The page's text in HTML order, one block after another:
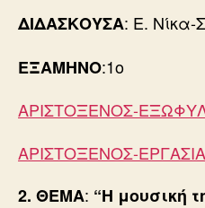
ΔΙΔΑΣΚΟΥΣΑ: Ε.
ΕΞΑΜΗΝΟ:1o
ΑΡΙΣΤΟΞΕΝΟΣ-
ΑΡΙΣΤΟΞΕΝΟΣ-
2. ΘΕΜΑ: “Η μουσική